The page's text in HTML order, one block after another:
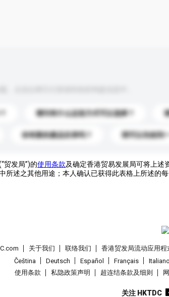
请问有什么运送方式可以选择？
你有新的產品目录吗？ 我可以先收到
贸发局”)的使用条款及确定香港贸易发展局可将上述
所述之其他用途；本人确认已获得此表格上所述的
关于我们 联络我们 香港贸发局流动应用程
Čeština
Deutsch Español Français Italiano
使用条款
私隐政策声明 超连结条款及细则
关注 HKTDC